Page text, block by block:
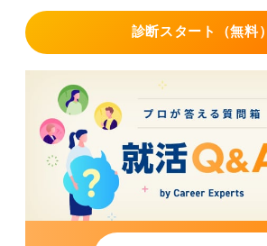
診断スタート（無料）